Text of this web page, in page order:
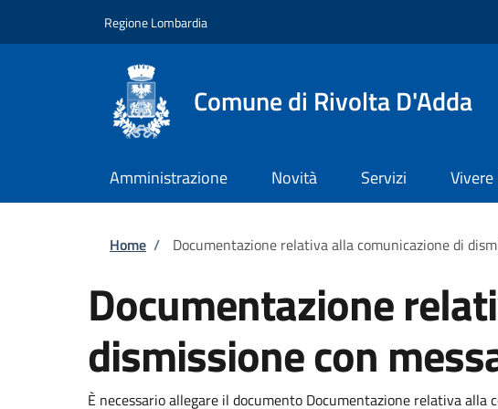
Regione Lombardia
Comune di Rivolta D'Adda
Amministrazione Novità Servizi
Briciole di pane
Home / Documentazione relativa alla comunicazione di
Documentazione
dismissione con
È necessario allegare il documento Documentazione relativa